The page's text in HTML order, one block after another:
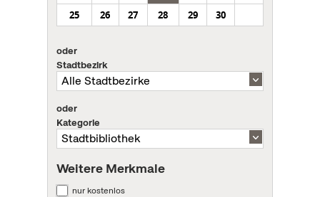
25
26 27 28 29 30
oder
Stadtbezirk
oder
Kategorie
Weitere Merkmale
nur kostenlos